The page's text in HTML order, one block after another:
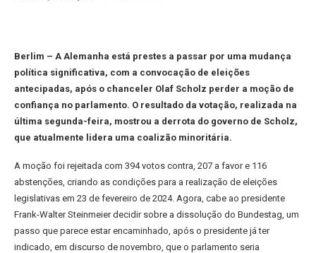
Berlim – A Alemanha está prestes a passar por uma mudança
política significativa, com a convocação de eleições
antecipadas, após o chanceler Olaf Scholz perder a moção de
confiança no parlamento. O resultado da votação, realizada na
última segunda-feira, mostrou a derrota do governo de Scholz,
que atualmente lidera uma coalizão minoritária.
A moção foi rejeitada com 394 votos contra, 207 a favor e 116
abstenções, criando as condições para a realização de eleições
legislativas em 23 de fevereiro de 2024. Agora, cabe ao presidente
Frank-Walter Steinmeier decidir sobre a dissolução do Bundestag, um
passo que parece estar encaminhado, após o presidente já ter
indicado, em discurso de novembro, que o parlamento seria